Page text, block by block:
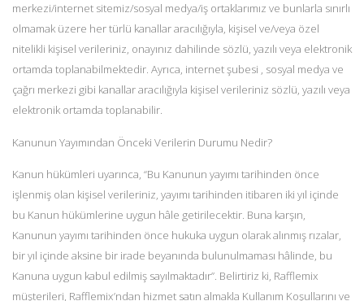
merkezi/internet sitemiz/sosyal medya/iş ortaklarımız ve bunlarla sınırlı
olmamak üzere her türlü kanallar aracılığıyla, kişisel ve/veya özel
nitelikli kişisel verileriniz, onayınız dahilinde sözlü, yazılı veya elektronik
ortamda toplanabilmektedir. Ayrıca, internet şubesi , sosyal medya ve
çağrı merkezi gibi kanallar aracılığıyla kişisel verileriniz sözlü, yazılı veya
elektronik ortamda toplanabilir.
Kanunun Yayımından Önceki Verilerin Durumu Nedir?
Kanun hükümleri uyarınca, “Bu Kanunun yayımı tarihinden önce
işlenmiş olan kişisel verileriniz, yayımı tarihinden itibaren iki yıl içinde
bu Kanun hükümlerine uygun hâle getirilecektir. Buna karşın,
Kanunun yayımı tarihinden önce hukuka uygun olarak alınmış rızalar,
bir yıl içinde aksine bir irade beyanında bulunulmaması hâlinde, bu
Kanuna uygun kabul edilmiş sayılmaktadır”. Belirtiriz ki, Rafflemix
müşterileri, Rafflemix’ndan hizmet satın almakla Kullanım Koşullarını ve